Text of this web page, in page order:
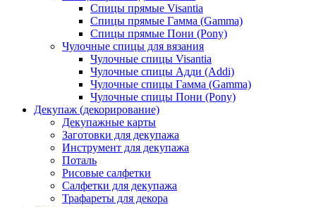
Спицы прямые Visantia
Спицы прямые Гамма (Gamma)
Спицы прямые Пони (Pony)
Чулочные спицы для вязания
Чулочные спицы Visantia
Чулочные спицы Адди (Addi)
Чулочные спицы Гамма (Gamma)
Чулочные спицы Пони (Pony)
Декупаж (декорирование)
Декупажные карты
Заготовки для декупажа
Инструмент для декупажа
Поталь
Рисовые салфетки
Салфетки для декупажа
Трафареты для декора